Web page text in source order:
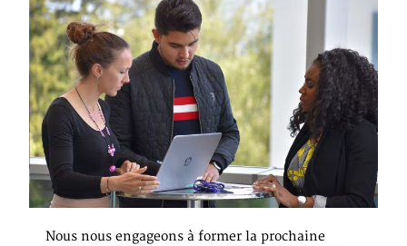
Nous nous engageons à former la prochaine